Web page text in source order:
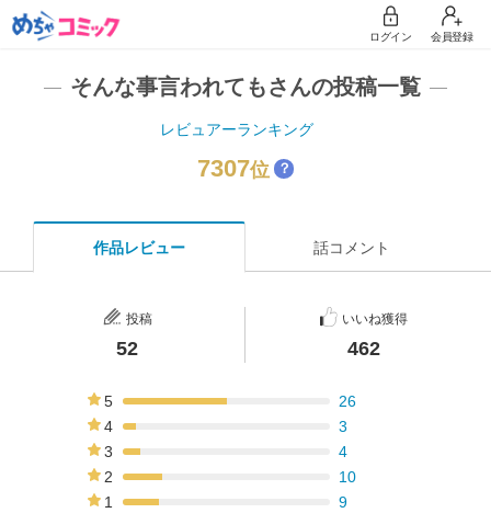
ログイン 会員登録
そんな事言われてもさんの投稿一覧
レビュアーランキング
7307位 ？
作品レビュー 話コメント
投稿
52
いいね獲得
462
5
26
4
3
3
4
2
10
1
9